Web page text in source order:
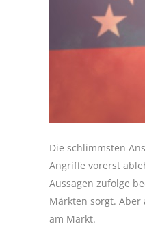
Die schlimmsten
Angriffe vorerst
Aussagen zufolge
Märkten sorgt. Aber
am Markt.